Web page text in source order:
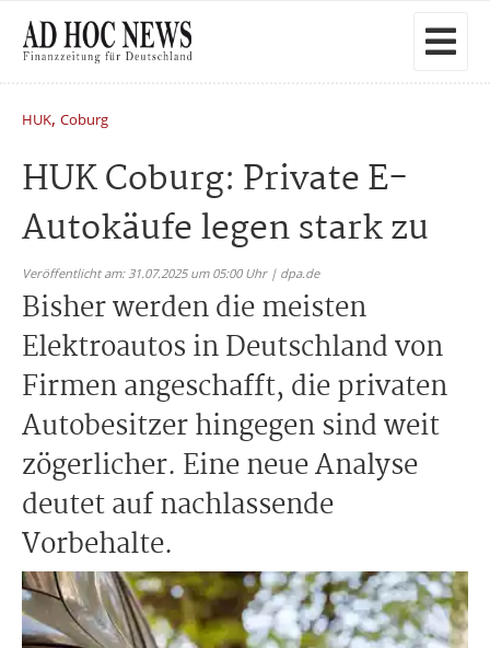
HUK, Coburg
HUK Coburg: Private E-
Autokäufe legen stark zu
Veröffentlicht am: 31.07.2025 um 05:00 Uhr | dpa.de
Bisher werden die meisten
Elektroautos in Deutschland von
Firmen angeschafft, die privaten
Autobesitzer hingegen sind weit
zögerlicher. Eine neue Analyse
deutet auf nachlassende
Vorbehalte.